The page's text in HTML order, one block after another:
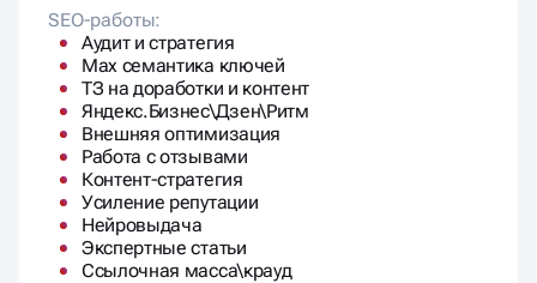
SEO-работы:
Аудит и стратегия
Max семантика ключей
ТЗ на доработки и контент
Яндекс.Бизнес\Дзен\Ритм
Внешняя оптимизация
Работа с отзывами
Контент-стратегия
Усиление репутации
Нейровыдача
Экспертные статьи
Ссылочная масса\крауд